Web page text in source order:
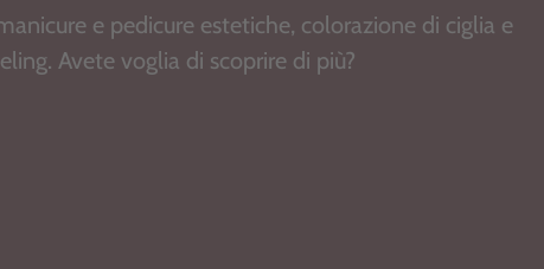
e pedicure estetiche, colorazione di ciglia e
Avete voglia di scoprire di più?